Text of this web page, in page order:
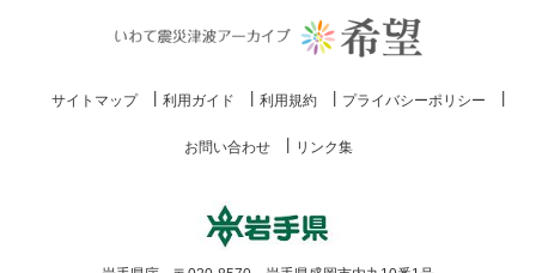
サイトマップ 利用ガイド 利用規約 プライバシーポリシー
お問い合わせ リンク集